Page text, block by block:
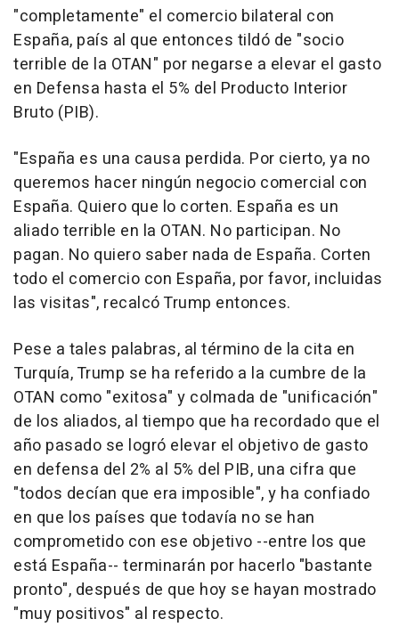
"completamente" el comercio bilateral con
España, país al que entonces tildó de "socio
terrible de la OTAN" por negarse a elevar el gasto
en Defensa hasta el 5% del Producto Interior
Bruto (PIB).
"España es una causa perdida. Por cierto, ya no
queremos hacer ningún negocio comercial con
España. Quiero que lo corten. España es un
aliado terrible en la OTAN. No participan. No
pagan. No quiero saber nada de España. Corten
todo el comercio con España, por favor, incluidas
las visitas", recalcó Trump entonces.
Pese a tales palabras, al término de la cita en
Turquía, Trump se ha referido a la cumbre de la
OTAN como "exitosa" y colmada de "unificación"
de los aliados, al tiempo que ha recordado que el
año pasado se logró elevar el objetivo de gasto
en defensa del 2% al 5% del PIB, una cifra que
"todos decían que era imposible", y ha confiado
en que los países que todavía no se han
comprometido con ese objetivo --entre los que
está España-- terminarán por hacerlo "bastante
pronto", después de que hoy se hayan mostrado
"muy positivos" al respecto.